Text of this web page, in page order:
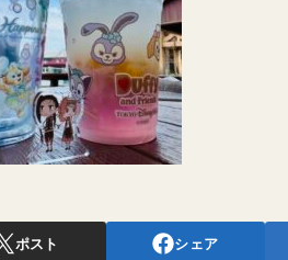
ポスト シェア